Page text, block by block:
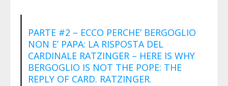
PARTE #2 – ECCO PERCHE’ BERGOGLIO
NON E’ PAPA: LA RISPOSTA DEL
CARDINALE RATZINGER – HERE IS WHY
BERGOGLIO IS NOT THE POPE: THE
REPLY OF CARD. RATZINGER.